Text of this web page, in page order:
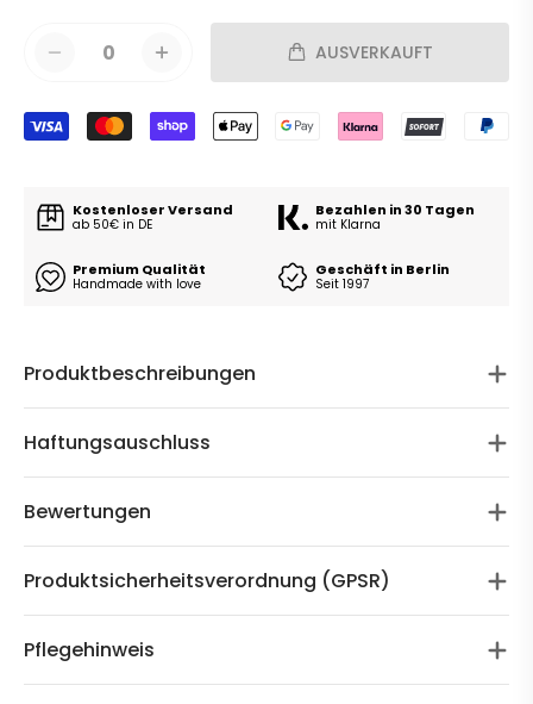
0 AUSVERKAUFT
Kostenloser Versand
ab 50€ in DE
Bezahlen in 30 Tagen
mit Klarna
Premium Qualität
Handmade with love
Geschäft in Berlin
Seit 1997
Produktbeschreibungen
Haftungsauschluss
Bewertungen
Produktsicherheitsverordnung (GPSR)
Pflegehinweis